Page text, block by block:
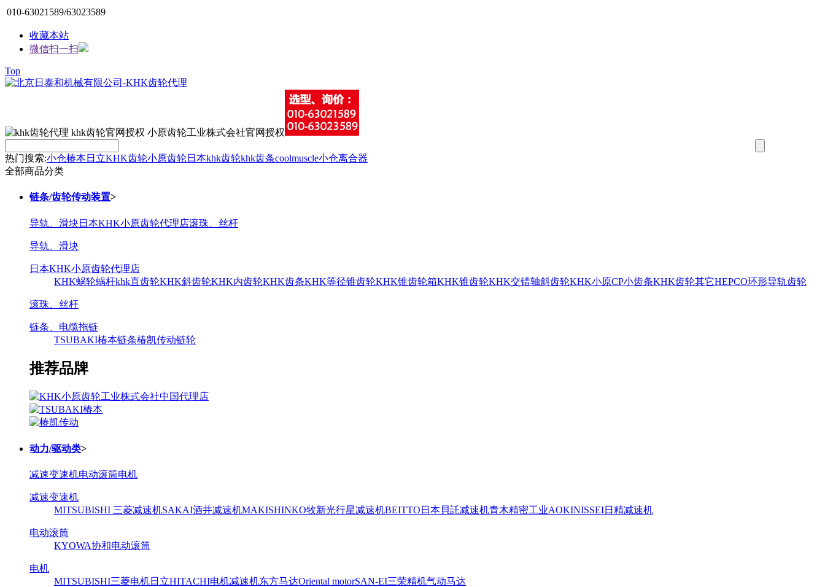
010-63021589/63023589
收藏本站
微信扫一扫
Top
热门搜索:小仓椿本日立KHK齿轮小原齿轮日本khk齿轮khk齿条coolmuscle小仓离合器
全部商品分类
链条/齿轮传动装置>
导轨、滑块日本KHK小原齿轮代理店滚珠、丝杆
导轨、滑块
日本KHK小原齿轮代理店
KHK蜗轮蜗杆khk直齿轮KHK斜齿轮KHK内齿轮KHK齿条KHK等径锥齿轮KHK锥齿轮箱KHK锥齿轮KHK交错轴斜齿轮KHK小原CP小齿条KHK齿轮其它HEPCO环形导轨齿轮
滚珠、丝杆
链条、电缆拖链
TSUBAKI椿本链条椿凯传动链轮
推荐品牌
动力/驱动类>
减速变速机电动滚筒电机
减速变速机
MITSUBISHI 三菱减速机SAKAI酒井减速机MAKISHINKO牧新光行星减速机BEITTO日本貝託减速机青木精密工业AOKINISSEI日精减速机
电动滚筒
KYOWA协和电动滚筒
电机
MITSUBISHI三菱电机日立HITACHI电机减速机东方马达Oriental motorSAN-EI三荣精机气动马达